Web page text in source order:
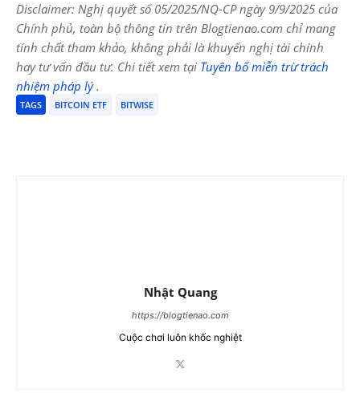
Disclaimer: Nghị quyết số 05/2025/NQ-CP ngày 9/9/2025 của
Chính phủ, toàn bộ thông tin trên Blogtienao.com chỉ mang
tính chất tham khảo, không phải là khuyến nghị tài chính
hay tư vấn đầu tư. Chi tiết xem tại Tuyên bố miễn trừ trách
nhiệm pháp lý.
TAGS BITCOIN ETF BITWISE
Nhật Quang
https://blogtienao.com
Cuộc chơi luôn khốc nghiệt